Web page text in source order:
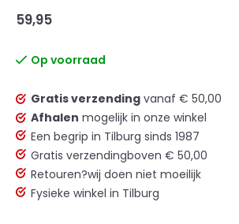
59,95
Op voorraad
Gratis verzending vanaf € 50,00
Afhalen mogelijk in onze winkel
Een begrip in Tilburg sinds 1987
Gratis verzendingboven € 50,00
Retouren?wij doen niet moeilijk
Fysieke winkel in Tilburg